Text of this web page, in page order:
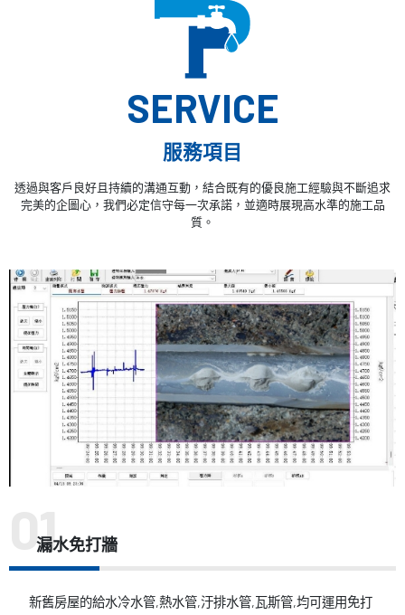
SERVICE
服務項目
透過與客戶良好且持續的溝通互動，結合既有的優良施工經驗與不斷追求
完美的企圖心，我們必定信守每一次承諾，並適時展現高水準的施工品
質。
漏水免打牆
新舊房屋的給水冷水管,熱水管,汙排水管,瓦斯管,均可運用免打